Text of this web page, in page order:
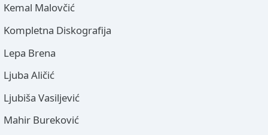
Kemal Malovčić
Kompletna Diskografija
Lepa Brena
Ljuba Aličić
Ljubiša Vasiljević
Mahir Bureković